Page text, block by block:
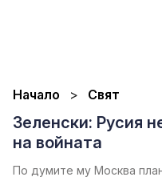
Начало Свят
Зеленски: Русия
на войната
По думите му Москва